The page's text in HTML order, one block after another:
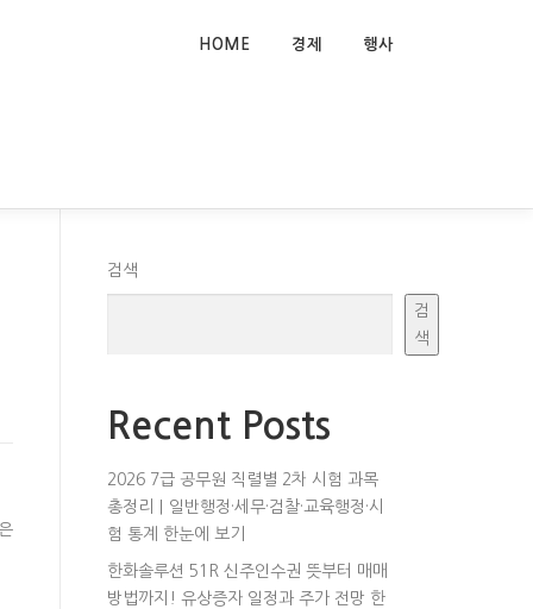
HOME 경제 행사
검색
검
색
Recent Posts
2026 7급 공무원 직렬별 2차 시험 과목
총정리｜일반행정·세무·검찰·교육행정·시
험 통계 한눈에 보기
한화솔루션 51R 신주인수권 뜻부터 매매
방법까지! 유상증자 일정과 주가 전망 한